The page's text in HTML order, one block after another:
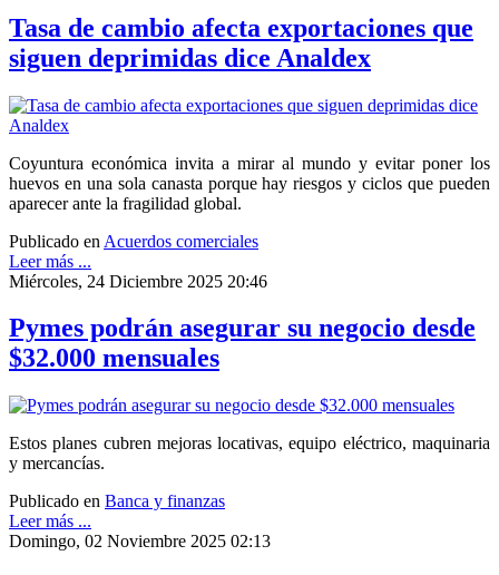
Tasa de cambio afecta exportaciones que
siguen deprimidas dice Analdex
Coyuntura económica invita a mirar al mundo y evitar poner los
huevos en una sola canasta porque hay riesgos y ciclos que pueden
aparecer ante la fragilidad global.
Publicado en Acuerdos comerciales
Leer más ...
Miércoles, 24 Diciembre 2025 20:46
Pymes podrán asegurar su negocio desde
$32.000 mensuales
Estos planes cubren mejoras locativas, equipo eléctrico, maquinaria
y mercancías.
Publicado en Banca y finanzas
Leer más ...
Domingo, 02 Noviembre 2025 02:13